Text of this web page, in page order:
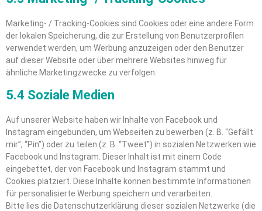
Marketing- / Tracking-Cookies sind Cookies oder eine andere Form
der lokalen Speicherung, die zur Erstellung von Benutzerprofilen
verwendet werden, um Werbung anzuzeigen oder den Benutzer
auf dieser Website oder über mehrere Websites hinweg für
ähnliche Marketingzwecke zu verfolgen.
5.4 Soziale Medien
Auf unserer Website haben wir Inhalte von Facebook und
Instagram eingebunden, um Webseiten zu bewerben (z. B. “Gefällt
mir”, “Pin”) oder zu teilen (z. B. “Tweet”) in sozialen Netzwerken wie
Facebook und Instagram. Dieser Inhalt ist mit einem Code
eingebettet, der von Facebook und Instagram stammt und
Cookies platziert. Diese Inhalte können bestimmte Informationen
für personalisierte Werbung speichern und verarbeiten.
Bitte lies die Datenschutzerklärung dieser sozialen Netzwerke (die